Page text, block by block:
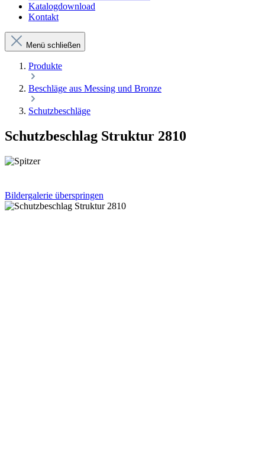
Katalogdownload
Kontakt
Menü schließen
Produkte
Beschläge aus Messing und Bronze
Schutzbeschläge
Schutzbeschlag Struktur 2810
Bildergalerie überspringen